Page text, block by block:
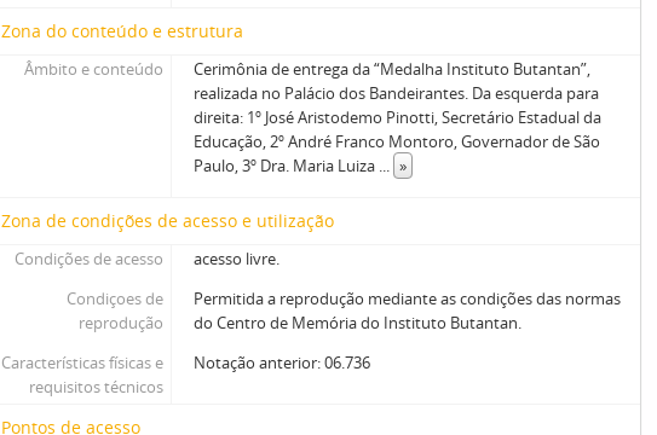
Zona do conteúdo e estrutura
Âmbito e conteúdo
Cerimônia de entrega da “Medalha Instituto Butantan”,
realizada no Palácio dos Bandeirantes. Da esquerda para
direita: 1º José Aristodemo Pinotti, Secretário Estadual da
Educação, 2º André Franco Montoro, Governador de São
Paulo, 3º Dra. Maria Luiza ... »
Zona de condições de acesso e utilização
Condições de acesso
acesso livre.
Condiçoes de
reprodução
Permitida a reprodução mediante as condições das normas
do Centro de Memória do Instituto Butantan.
Características físicas e
requisitos técnicos
Notação anterior: 06.736
Pontos de acesso